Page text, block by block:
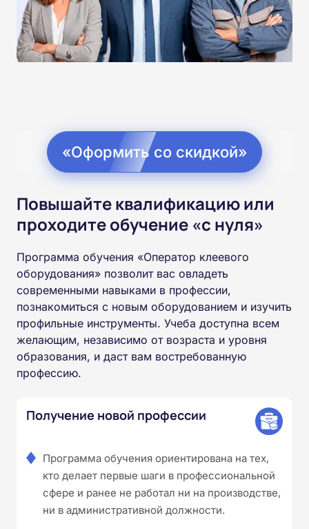
«Оформить со скидкой»
Повышайте квалификацию или
проходите обучение «с нуля»
Программа обучения «Оператор клеевого
оборудования» позволит вас овладеть
современными навыками в профессии,
познакомиться с новым оборудованием и изучить
профильные инструменты. Учеба доступна всем
желающим, независимо от возраста и уровня
образования, и даст вам востребованную
профессию.
Получение новой профессии
Программа обучения ориентирована на тех,
кто делает первые шаги в профессиональной
сфере и ранее не работал ни на производстве,
ни в административной должности.